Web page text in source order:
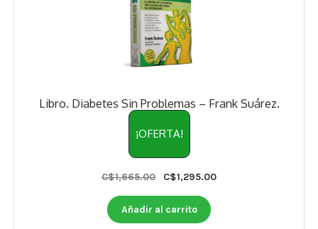
Libro. Diabetes Sin Problemas – Frank Suárez.
¡OFERTA!
C$1,665.00
Original
was:
C$1,665.00.
C$1,295.00Current
Añadir al carrito